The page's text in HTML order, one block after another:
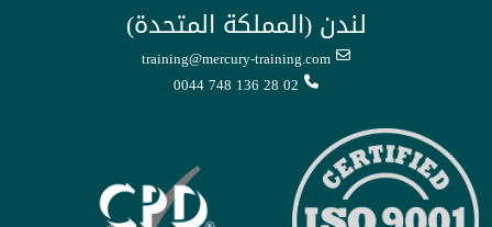
لندن (المملكة المتحدة)
training@mercury-training.com
0044 748 136 28 02